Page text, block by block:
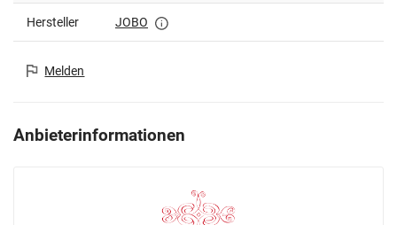
Hersteller JOBO
Melden
Anbieterinformationen